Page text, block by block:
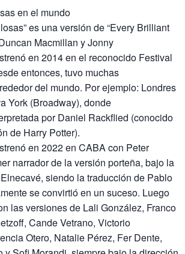
en el mundo
es una versión de “Every Brilliant
Macmillan y Jonny
en 2014 en el reconocido Festival
entonces, tuvo muchas
del mundo. Por ejemplo: Londres
York (Broadway), donde
por Daniel Rackflied (conocido
de Harry Potter).
en 2022 en CABA con Peter
narrador de la versión porteña, bajo la
siendo la traducción de Pablo
se convirtió en un suceso. Luego
las versiones de Lali González, Franco
Cande Vetrano, Victorio
Otero, Natalie Pérez, Fer Dente,